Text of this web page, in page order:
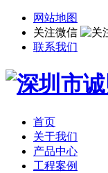
网站地图
关注微信
联系我们
首页
关于我们
产品中心
工程案例